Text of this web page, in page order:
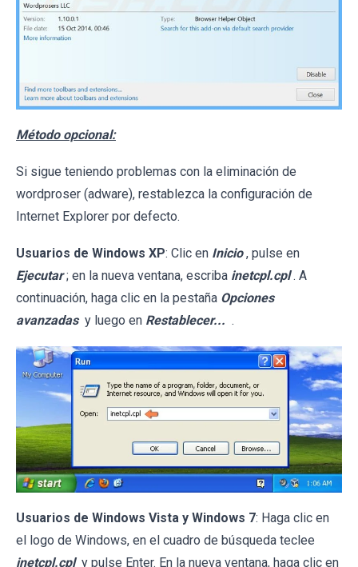
Método opcional:
Si sigue teniendo problemas con la eliminación de
wordproser (adware), restablezca la configuración de
Internet Explorer por defecto.
Usuarios de Windows XP: Clic en Inicio , pulse en
Ejecutar ; en la nueva ventana, escriba inetcpl.cpl . A
continuación, haga clic en la pestaña Opciones
avanzadas y luego en Restablecer... .
Usuarios de Windows Vista y Windows 7: Haga clic en
el logo de Windows, en el cuadro de búsqueda teclee
inetcpl.cpl y pulse Enter. En la nueva ventana, haga clic en